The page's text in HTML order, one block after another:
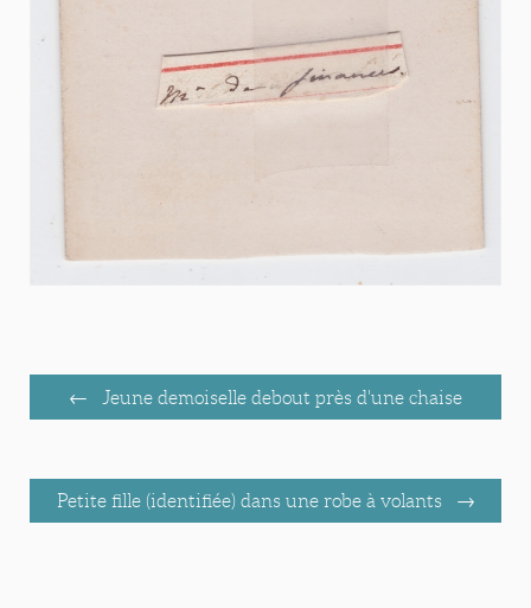
Jeune demoiselle debout près d'une chaise
Petite fille (identifiée) dans une robe à volants